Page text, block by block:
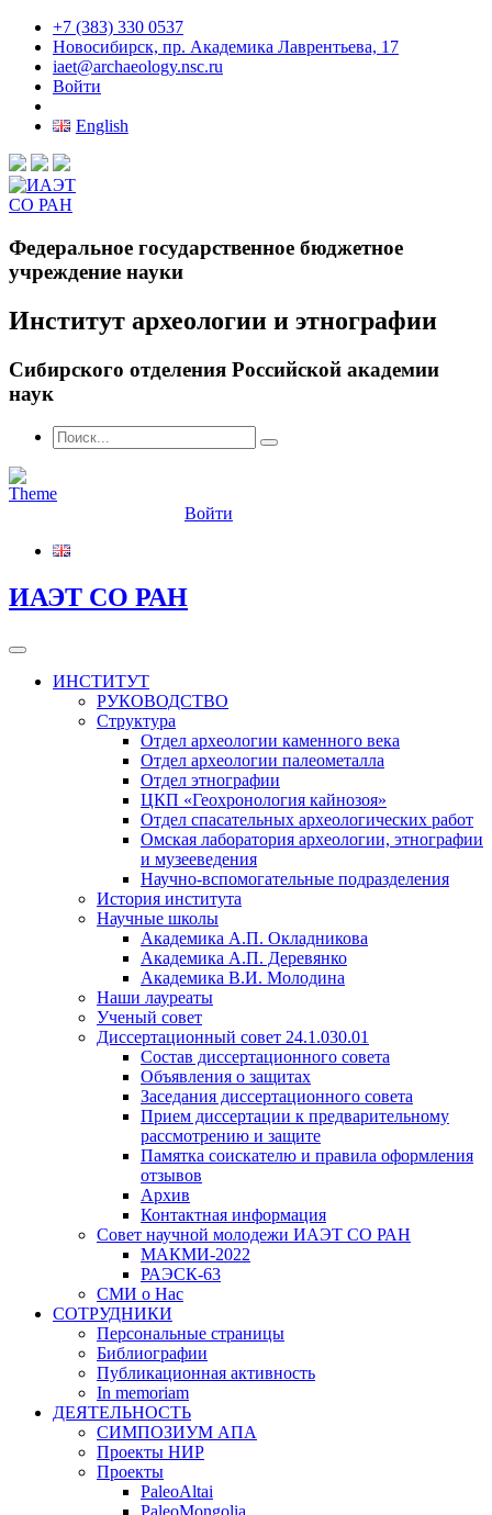
+7 (383) 330 0537
Новосибирск, пр. Академика Лаврентьева, 17
iaet@archaeology.nsc.ru
Войти
English
Федеральное государственное бюджетное
учреждение науки
Институт археологии и этнографии
Сибирского отделения Российской академии
наук
Войти
ИАЭТ СО РАН
ИНСТИТУТ
РУКОВОДСТВО
Структура
Отдел археологии каменного века
Отдел археологии палеометалла
Отдел этнографии
ЦКП «Геохронология кайнозоя»
Отдел спасательных археологических работ
Омская лаборатория археологии, этнографии
и музееведения
Научно-вспомогательные подразделения
История института
Научные школы
Академика А.П. Окладникова
Академика А.П. Деревянко
Академика В.И. Молодина
Наши лауреаты
Ученый совет
Диссертационный совет 24.1.030.01
Состав диссертационного совета
Объявления о защитах
Заседания диссертационного совета
Прием диссертации к предварительному
рассмотрению и защите
Памятка соискателю и правила оформления
отзывов
Архив
Контактная информация
Совет научной молодежи ИАЭТ СО РАН
МАКМИ-2022
РАЭСК-63
СМИ о Нас
СОТРУДНИКИ
Персональные страницы
Библиографии
Публикационная активность
In memoriam
ДЕЯТЕЛЬНОСТЬ
СИМПОЗИУМ АПА
Проекты НИР
Проекты
PaleoAltai
PaleoMongolia